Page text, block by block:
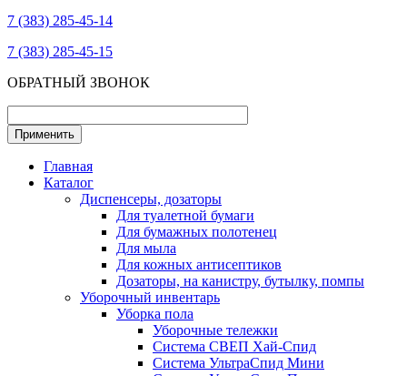
7 (383) 285-45-14
7 (383) 285-45-15
ОБРАТНЫЙ ЗВОНОК
Главная
Каталог
Диспенсеры, дозаторы
Для туалетной бумаги
Для бумажных полотенец
Для мыла
Для кожных антисептиков
Дозаторы, на канистру, бутылку, помпы
Уборочный инвентарь
Уборка пола
Уборочные тележки
Система СВЕП Хай-Спид
Система УльтраСпид Мини